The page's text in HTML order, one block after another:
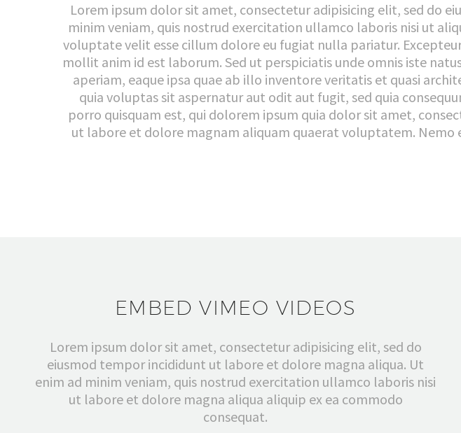
Lorem ipsum dolor sit amet, consectetur adipisicing elit, sed do
minim veniam, quis nostrud exercitation ullamco laboris nisi ut
voluptate velit esse cillum dolore eu fugiat nulla pariatur.
mollit anim id est laborum. Sed ut perspiciatis unde omnis iste
aperiam, eaque ipsa quae ab illo inventore veritatis et quasi
quia voluptas sit aspernatur aut odit aut fugit, sed quia
porro quisquam est, qui dolorem ipsum quia dolor sit amet,
ut labore et dolore magnam aliquam quaerat voluptatem.
EMBED VIMEO VIDEOS
Lorem ipsum dolor sit amet, consectetur adipisicing elit, sed do
eiusmod tempor incididunt ut labore et dolore magna aliqua. Ut
enim ad minim veniam, quis nostrud exercitation ullamco laboris nisi
ut labore et dolore magna aliqua aliquip ex ea commodo
consequat.